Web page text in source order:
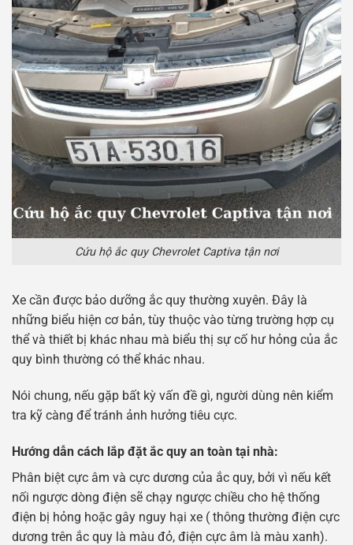
Cứu hộ ắc quy Chevrolet Captiva tận nơi
Xe cần được bảo dưỡng ắc quy thường xuyên. Đây là
những biểu hiện cơ bản, tùy thuộc vào từng trường hợp cụ
thể và thiết bị khác nhau mà biểu thị sự cố hư hỏng của ắc
quy bình thường có thể khác nhau.
Nói chung, nếu gặp bất kỳ vấn đề gì, người dùng nên kiểm
tra kỹ càng để tránh ảnh hưởng tiêu cực.
Hướng dẫn cách lắp đặt ắc quy an toàn tại nhà:
Phân biệt cực âm và cực dương của ắc quy, bởi vì nếu kết
nối ngược dòng điện sẽ chạy ngược chiều cho hệ thống
điện bị hỏng hoặc gây nguy hại xe ( thông thường điện cực
dương trên ắc quy là màu đỏ, điện cực âm là màu xanh).